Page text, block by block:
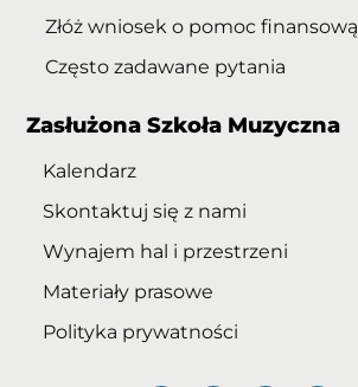
Złóż wniosek o pomoc finansową
Często zadawane pytania
Zasłużona Szkoła Muzyczna
Kalendarz
Skontaktuj się z nami
Wynajem hal i przestrzeni
Materiały prasowe
Polityka prywatności